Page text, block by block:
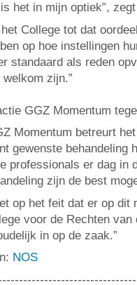
het in mijn optiek”,
College tot dat
op hoe instellingen
standaard als reden
welkom zijn.”
GGZ Momentum
Momentum betreurt
gewenste behandeling
professionals er dag in
zijn de best
op het feit dat er op dit
voor de Rechten
in op de zaak.”
NOS